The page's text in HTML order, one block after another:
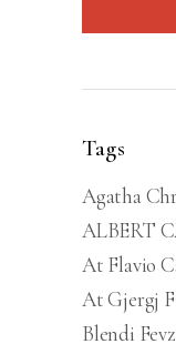
Tags
Agatha
ALBERT
At Flavio
At Gjergj
Blendi